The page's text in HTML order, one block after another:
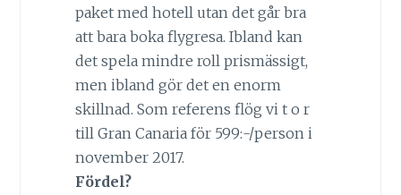
paket med hotell utan det går bra
att bara boka flygresa. Ibland kan
det spela mindre roll prismässigt,
men ibland gör det en enorm
skillnad. Som referens flög vi t o r
till Gran Canaria för 599:-/person i
november 2017.
Fördel?